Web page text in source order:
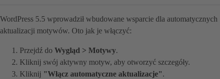
WordPress 5.5 wprowadził wbudowane wsparcie dla automatycznych
aktualizacji motywów. Oto jak je włączyć:
Przejdź do Wygląd > Motywy.
Kliknij swój aktywny motyw, aby otworzyć szczegóły.
Kliknij "Włącz automatyczne aktualizacje".